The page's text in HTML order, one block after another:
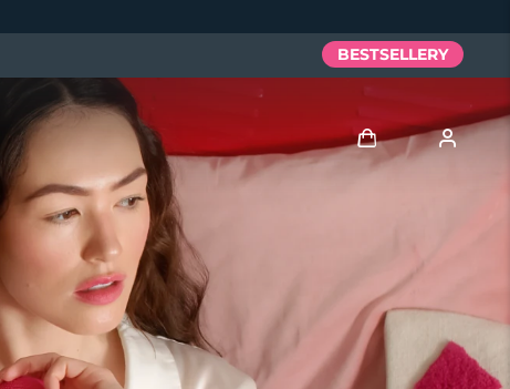
BESTSELLERY
Profil użytkownika
Moje urządzenia
Moje zamówienia